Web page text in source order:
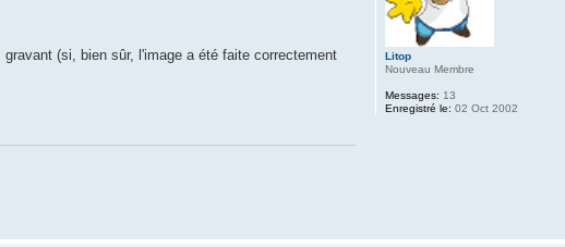
(si, bien sûr, l'image a été faite correctement
Litop
Nouveau Membre
Messages: 13
Enregistré le: 02 Oct 2002